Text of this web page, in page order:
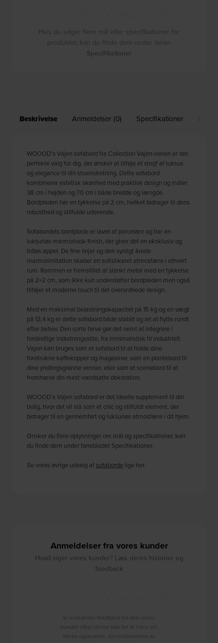
Beskrivelse Anmeldelser (0) Specifikationer
WOOOD’s Vajen sofabord fra Collection Vajen-serien er det
perfekte valg for dig, der ønsker at tilføje et strejf af luksus
og elegance til din stueindretning. Dette sofabord
kombinerer estetisk skønhed med praktisk design og måler
38 cm i højden og 70 cm i både bredde og længde.
Bordpladen har en tykkelse på 2 cm, hvilket bidrager til dens
robusthed og stilfulde udseende.
Sofabordets bordplade er lavet af porcelæn og har en
luksuriøs marmorlook-finish, der giver det en eksklusiv og
tidløs appel. De fine linjer og den synligt årede
marmorimitation skaber en sofistikeret atmosfære i ethvert
rum. Rammen er fremstillet af slankt metal med en tykkelse
på 2×2 cm, som ikke kun understøtter bordpladen men også
tilføjer et moderne touch til det overordnede design.
Med en maksimal belastningskapacitet på 15 kg og en vægt
på 12,4 kg er dette sofabord både stabilt og let at flytte rundt
efter behov. Den sorte farve gør det nemt at integrere i
forskellige indretningsstile, fra minimalistisk til industrielt.
Vajen kan bruges som et sofabord til at holde dine
foretrukne kaffekopper og magasiner, som en plantebord til
dine yndlingsgrønne venner, eller som et scenebord til at
fremhæve din mest værdsatte dekoration.
WOOOD’s Vajen sofabord er det ideelle supplement til din
bolig, hvor det vil stå som et chic og stilfuldt element, der
bidrager til en gennemført og luksuriøs atmosfære i dit hjem.
Ønsker du flere oplysninger om mål og specifikationer, kan
du finde dem under fanebladet Specifikationer.
Se vores øvrige udvalg af sofaborde lige her.
Anmeldelser fra vores kunder
Hvad siger vores kunder? Læs deres historier og
feedback
Vi indsamler feedback fra alle vores
kunder efter deres køb for at høre om
deres oplevelse. Anmeldelserne er
Hvis du søger flere mål eller specifikationer for
produktet, kan du finde dem under fanen
Specifikationer